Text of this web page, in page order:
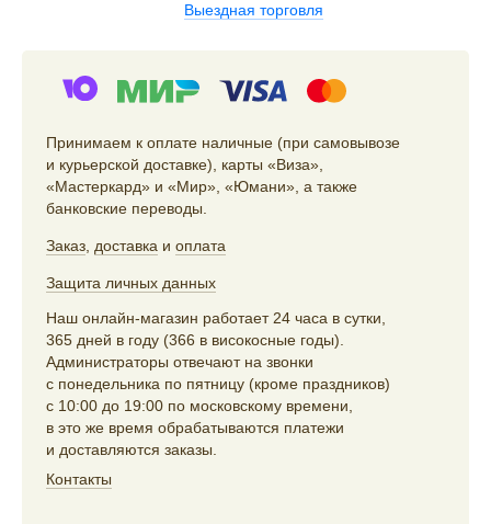
Выездная торговля
Принимаем к оплате наличные (при самовывозе
и курьерской доставке), карты «Виза»,
«Мастеркард» и «Мир», «Юмани», а также
банковские переводы.
Заказ доставка и оплата
Защита личных данных
Наш онлайн-магазин работает 24 часа в сутки,
365 дней в году (366 в високосные годы).
Администраторы отвечают на звонки
с понедельника по пятницу (кроме праздников)
с 10:00 до 19:00 по московскому времени,
в это же время обрабатываются платежи
и доставляются заказы.
Контакты